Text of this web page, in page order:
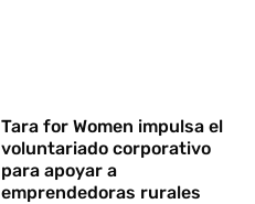
Tara for Women impulsa el
voluntariado corporativo
para apoyar a
emprendedoras rurales